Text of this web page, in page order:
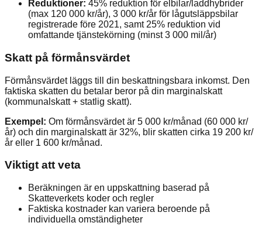
Reduktioner: 45% reduktion för elbilar/laddhybrider
(max 120 000 kr/år), 3 000 kr/år för lågutsläppsbilar
registrerade före 2021, samt 25% reduktion vid
omfattande tjänstekörning (minst 3 000 mil/år)
Skatt på förmånsvärdet
Förmånsvärdet läggs till din beskattningsbara inkomst. Den
faktiska skatten du betalar beror på din marginalskatt
(kommunalskatt + statlig skatt).
Exempel: Om förmånsvärdet är 5 000 kr/månad (60 000 kr/
år) och din marginalskatt är 32%, blir skatten cirka 19 200 kr/
år eller 1 600 kr/månad.
Viktigt att veta
Beräkningen är en uppskattning baserad på
Skatteverkets koder och regler
Faktiska kostnader kan variera beroende på
individuella omständigheter